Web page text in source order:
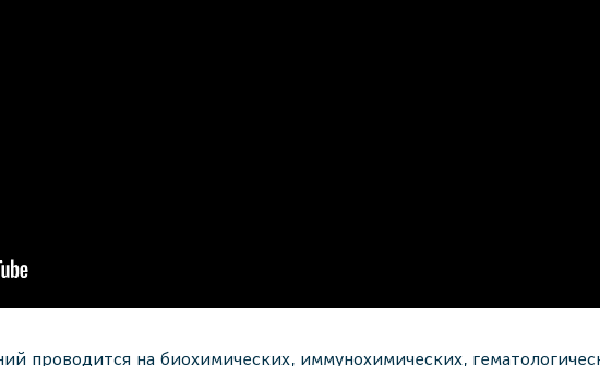
проводится на биохимических, иммунохимических,